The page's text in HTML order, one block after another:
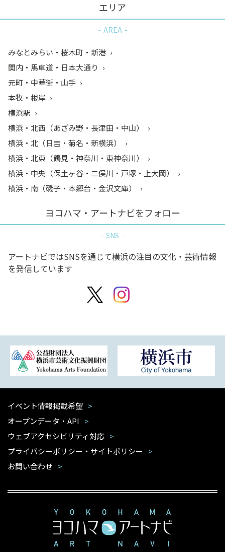
エリア
AREA
みなとみらい・桜木町・新港
関内・馬車道・日本大通り
元町・中華街・山手
本牧・根岸
横浜駅
横浜・北西（あざみ野・長津田・中山）
横浜・北（日吉・菊名・新横浜）
横浜・北東（鶴見・神奈川・東神奈川）
横浜・中央（保土ヶ谷・二俣川・戸塚・上大岡）
横浜・南（磯子・本郷台・金沢文庫）
ヨコハマ・アートナビをフォロー
SNS
アートナビではSNSを通じて横浜の注目の文化・芸術情報
を発信しています
イベント情報掲載希望
オープンデータ・API
ウェブアクセシビリティ対応
プライバシーポリシー・サイトポリシー
お問い合わせ